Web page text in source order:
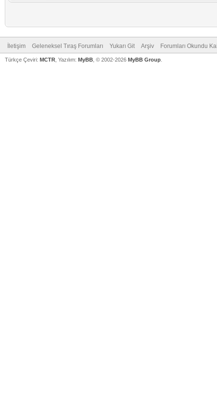
İletişim Geleneksel Tıraş Forumları Yukarı Git Arşiv Forumları Okundu
Türkçe Çeviri: MCTR , Yazılım: MyBB , © 2002-2026 MyBB Group